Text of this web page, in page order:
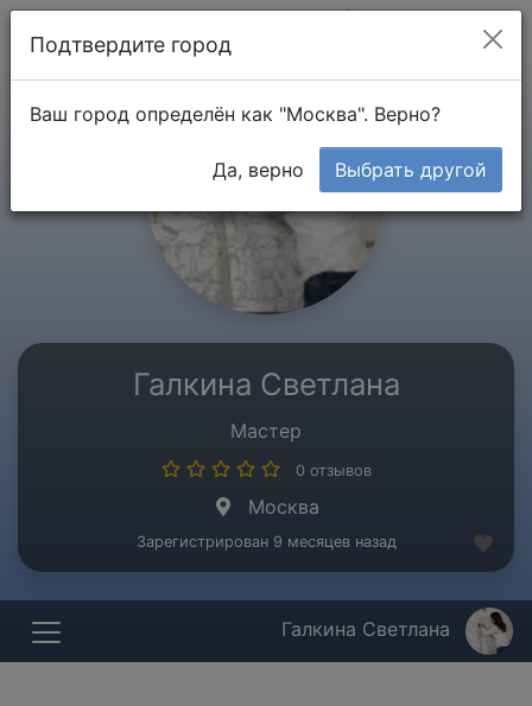
Галкина Светлана
Мастер
0 отзывов
Москва
Зарегистрирован 9 месяцев назад
Галкина Светлана
Подтвердите город
Ваш город определён как "Москва". Верно?
Да, верно Выбрать другой